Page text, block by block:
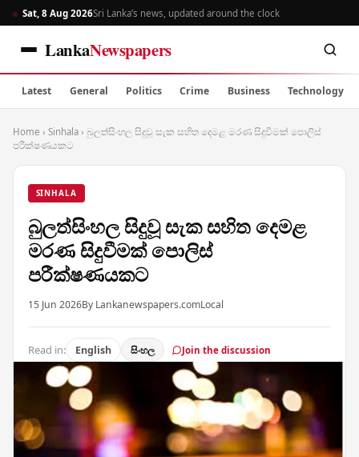
Sat, 8 Aug 2026Sri Lanka’s news, updated around the clock
LankaNewspapers
Latest General Politics Crime Business Technology
Home › Sinhala › බුලත්සිංහල සිදුවූ සැක සහිත දෙමළ මරණ සිදුවීමක් පොලිස්
පරීක්ෂණයකට
SINHALA
බුලත්සිංහල සිදුවූ සැක සහිත දෙමළ
මරණ සිදුවීමක් පොලිස්
පරීක්ෂණයකට
15 Jun 2026By Lankanewspapers.comLocal
Read in: English සිංහල Join the discussion